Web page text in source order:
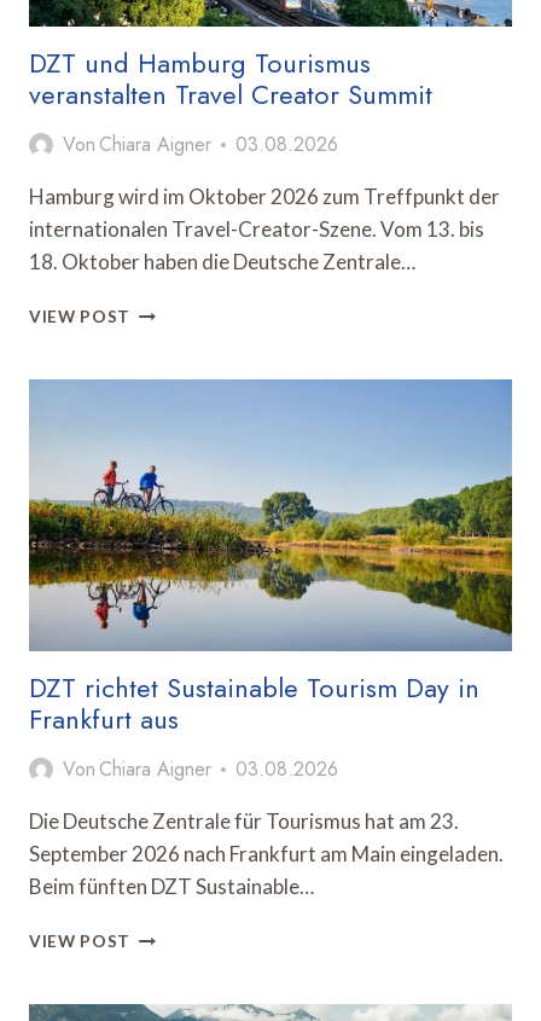
DZT und Hamburg Tourismus
veranstalten Travel Creator Summit
Von Chiara Aigner 03.08.2026
Hamburg wird im Oktober 2026 zum Treffpunkt der
internationalen Travel-Creator-Szene. Vom 13. bis
18. Oktober haben die Deutsche Zentrale…
VIEW POST DZT
TOURISMUS
CREATOR
SUMMIT
DZT richtet Sustainable Tourism Day in
Frankfurt aus
Von Chiara Aigner 03.08.2026
Die Deutsche Zentrale für Tourismus hat am 23.
September 2026 nach Frankfurt am Main eingeladen.
Beim fünften DZT Sustainable…
VIEW POST DZT
TOURISM